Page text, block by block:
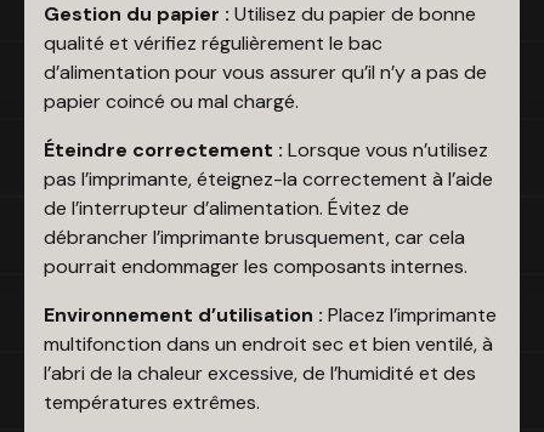
Gestion du papier : Utilisez du papier de bonne
qualité et vérifiez régulièrement le bac
d’alimentation pour vous assurer qu’il n’y a pas de
papier coincé ou mal chargé.
Éteindre correctement : Lorsque vous n’utilisez
pas l’imprimante, éteignez-la correctement à l’aide
de l’interrupteur d’alimentation. Évitez de
débrancher l’imprimante brusquement, car cela
pourrait endommager les composants internes.
Environnement d’utilisation : Placez l’imprimante
multifonction dans un endroit sec et bien ventilé, à
l’abri de la chaleur excessive, de l’humidité et des
températures extrêmes.